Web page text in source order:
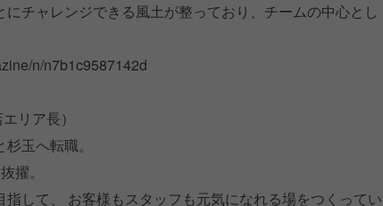
チャレンジできる風土が整っており、チームの中心とし
n/n7b1c9587142d
リア長）
玉へ転職。
擢。
して、 お客様もスタッフも元気になれる場をつくってい